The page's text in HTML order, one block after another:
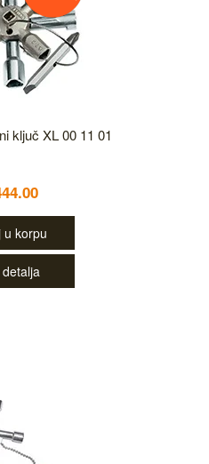
ključ XL 00 11 01
u korpu